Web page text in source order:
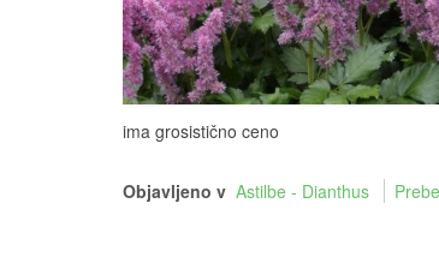
ima grosistično ceno
Objavljeno v Astilbe - Dianthus